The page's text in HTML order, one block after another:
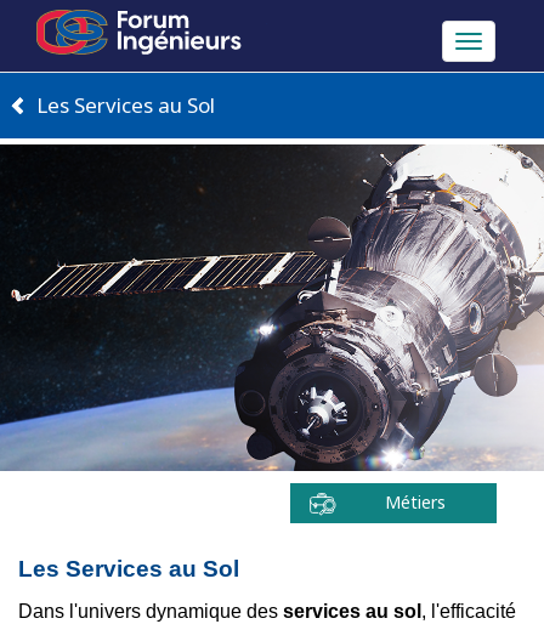
Toggle
navigation
Les Services au Sol
Métiers
Les Services au Sol
Dans l'univers dynamique des services au sol , l'efficacité